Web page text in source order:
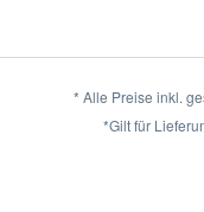
* Alle Preise inkl.
*Gilt für